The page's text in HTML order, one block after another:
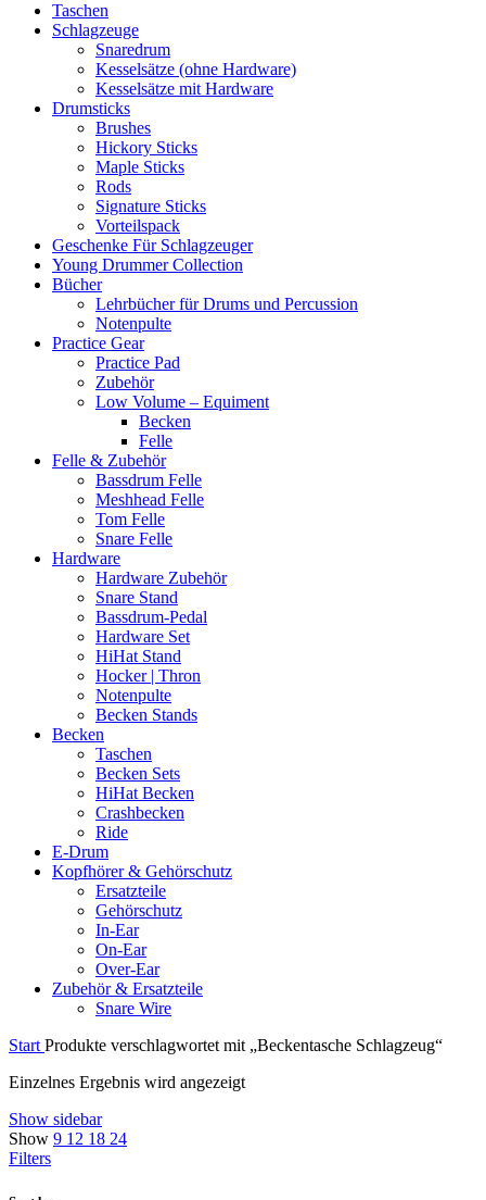
Taschen
Schlagzeuge
Snaredrum
Kesselsätze (ohne Hardware)
Kesselsätze mit Hardware
Drumsticks
Brushes
Hickory Sticks
Maple Sticks
Rods
Signature Sticks
Vorteilspack
Geschenke Für Schlagzeuger
Young Drummer Collection
Bücher
Lehrbücher für Drums und Percussion
Notenpulte
Practice Gear
Practice Pad
Zubehör
Low Volume – Equiment
Becken
Felle
Felle & Zubehör
Bassdrum Felle
Meshhead Felle
Tom Felle
Snare Felle
Hardware
Hardware Zubehör
Snare Stand
Bassdrum-Pedal
Hardware Set
HiHat Stand
Hocker | Thron
Notenpulte
Becken Stands
Becken
Taschen
Becken Sets
HiHat Becken
Crashbecken
Ride
E-Drum
Kopfhörer & Gehörschutz
Ersatzteile
Gehörschutz
In-Ear
On-Ear
Over-Ear
Zubehör & Ersatzteile
Snare Wire
StartProdukte verschlagwortet mit „Beckentasche Schlagzeug“
Einzelnes Ergebnis wird angezeigt
Show sidebar
Show 9 12 18 24
Filters